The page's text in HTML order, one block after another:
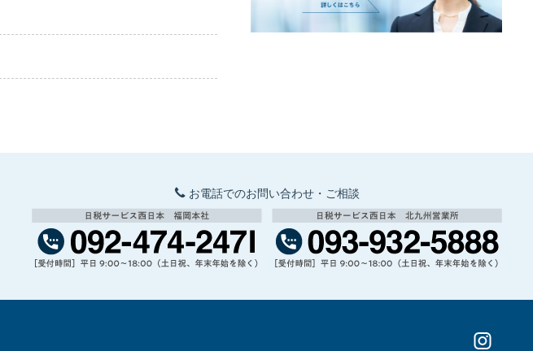
お電話でのお問い合わせ・ご相談